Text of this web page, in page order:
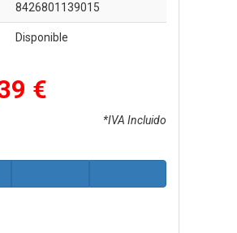
8426801139015
Disponible
€
*IVA Incluido